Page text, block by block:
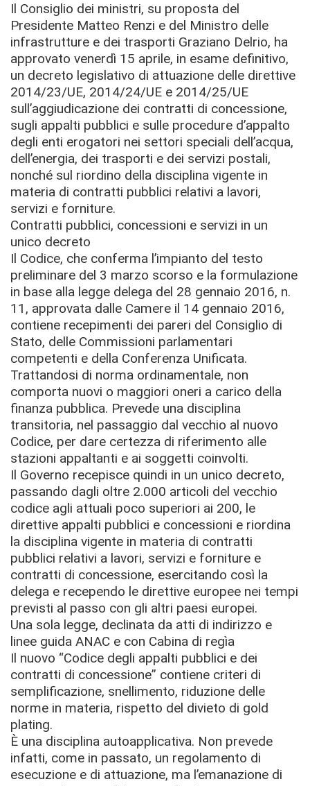
Il Consiglio dei ministri, su proposta del
Presidente Matteo Renzi e del Ministro delle
infrastrutture e dei trasporti Graziano Delrio, ha
approvato venerdì 15 aprile, in esame definitivo,
un decreto legislativo di attuazione delle direttive
2014/23/UE, 2014/24/UE e 2014/25/UE
sull’aggiudicazione dei contratti di concessione,
sugli appalti pubblici e sulle procedure d’appalto
degli enti erogatori nei settori speciali dell’acqua,
dell’energia, dei trasporti e dei servizi postali,
nonché sul riordino della disciplina vigente in
materia di contratti pubblici relativi a lavori,
servizi e forniture.
Contratti pubblici, concessioni e servizi in un
unico decreto
Il Codice, che conferma l’impianto del testo
preliminare del 3 marzo scorso e la formulazione
in base alla legge delega del 28 gennaio 2016, n.
11, approvata dalle Camere il 14 gennaio 2016,
contiene recepimenti dei pareri del Consiglio di
Stato, delle Commissioni parlamentari
competenti e della Conferenza Unificata.
Trattandosi di norma ordinamentale, non
comporta nuovi o maggiori oneri a carico della
finanza pubblica. Prevede una disciplina
transitoria, nel passaggio dal vecchio al nuovo
Codice, per dare certezza di riferimento alle
stazioni appaltanti e ai soggetti coinvolti.
Il Governo recepisce quindi in un unico decreto,
passando dagli oltre 2.000 articoli del vecchio
codice agli attuali poco superiori ai 200, le
direttive appalti pubblici e concessioni e riordina
la disciplina vigente in materia di contratti
pubblici relativi a lavori, servizi e forniture e
contratti di concessione, esercitando così la
delega e recependo le direttive europee nei tempi
previsti al passo con gli altri paesi europei.
Una sola legge, declinata da atti di indirizzo e
linee guida ANAC e con Cabina di regìa
Il nuovo “Codice degli appalti pubblici e dei
contratti di concessione” contiene criteri di
semplificazione, snellimento, riduzione delle
norme in materia, rispetto del divieto di gold
plating.
È una disciplina autoapplicativa. Non prevede
infatti, come in passato, un regolamento di
esecuzione e di attuazione, ma l’emanazione di